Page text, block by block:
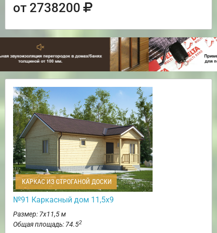
от 2738200
КАРКАС ИЗ СТРОГАНОЙ ДОСКИ
№91 Каркасный дом 11,5х9
Размер: 7х11,5 м
Общая площадь: 74.52